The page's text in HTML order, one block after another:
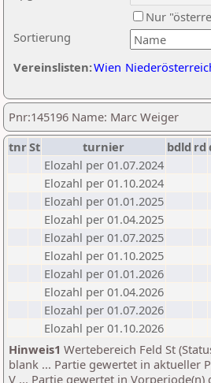
Sortierung
Nur
Vereinslisten:Wien
Pnr:145196 Name: Marc Weiger
tnrSt turnier bdld rd
Elozahl per 01.07.2024
Elozahl per 01.10.2024
Elozahl per 01.01.2025
Elozahl per 01.04.2025
Elozahl per 01.07.2025
Elozahl per 01.10.2025
Elozahl per 01.01.2026
Elozahl per 01.04.2026
Elozahl per 01.07.2026
Elozahl per 01.10.2026
Hinweis1 Wertebereich Feld St
blank ... Partie gewertet in aktueller
V ... Partie gewertet in Vorperiode(n)